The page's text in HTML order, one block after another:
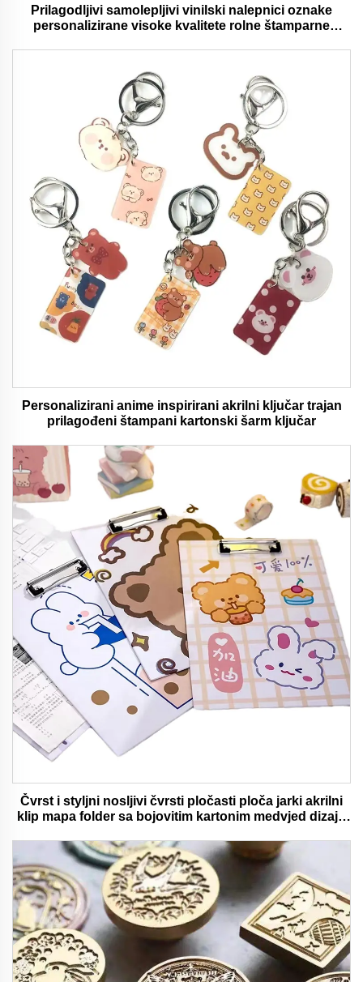
Prilagodljivi samolepljivi vinilski nalepnici oznake
personalizirane visoke kvalitete rolne štamparne
Personalizirani anime inspirirani akrilni ključar trajan
prilagođeni štampani kartonski šarm ključar
Čvrst i styljni nosljivi čvrsti pločasti ploča jarki akrilni
klip mapa folder sa bojovitim kartonim medvjed dizajn